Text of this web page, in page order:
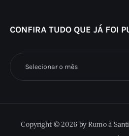
CONFIRA TUDO QUE JÁ FOI
Confira
tudo
publicado
Copyright © 2026 by Rumo à